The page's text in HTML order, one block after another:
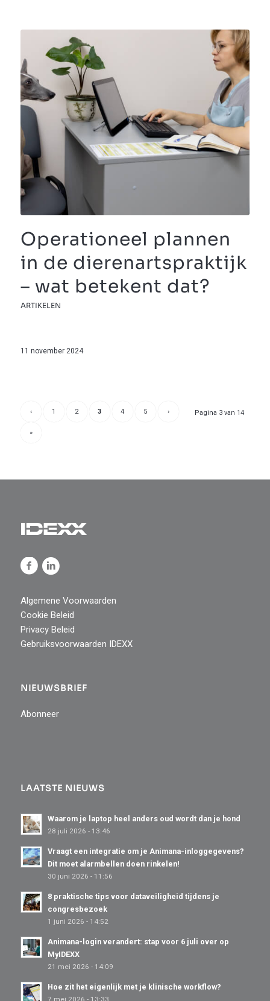
Operationeel plannen
in de dierenartspraktijk
– wat betekent dat?
ARTIKELEN
11 november 2024
Pagina 3 van 14
‹ 1 2 3 4 5 ›
»
Algemene Voorwaarden
Cookie Beleid
Privacy Beleid
Gebruiksvoorwaarden IDEXX
NIEUWSBRIEF
Abonneer
LAATSTE NIEUWS
Waarom je laptop heel anders oud wordt dan je hond
28 juli 2026 - 13:46
Vraagt een integratie om je Animana-inloggegevens?
Dit moet alarmbellen doen rinkelen!
30 juni 2026 - 11:56
8 praktische tips voor dataveiligheid tijdens je
congresbezoek
1 juni 2026 - 14:52
Animana-login verandert: stap voor 6 juli over op
MyIDEXX
21 mei 2026 - 14:09
Hoe zit het eigenlijk met je klinische workflow?
7 mei 2026 - 13:33